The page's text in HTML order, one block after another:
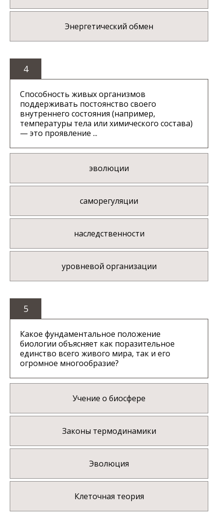
Энергетический обмен
4
Способность живых организмов
поддерживать постоянство своего
внутреннего состояния (например,
температуры тела или химического состава)
— это проявление ...
эволюции
саморегуляции
наследственности
уровневой организации
5
Какое фундаментальное положение
биологии объясняет как поразительное
единство всего живого мира, так и его
огромное многообразие?
Учение о биосфере
Законы термодинамики
Эволюция
Клеточная теория